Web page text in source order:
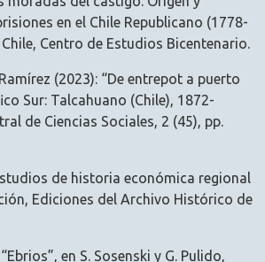
en el Chile Republicano (1778-
Centro de Estudios Bicentenario.
(2023): “De entrepot a puerto
Sur: Talcahuano (Chile), 1872-
de Ciencias Sociales, 2 (45), pp.
de historia económica regional
Ediciones del Archivo Histórico de
en S. Sosenski y G. Pulido,